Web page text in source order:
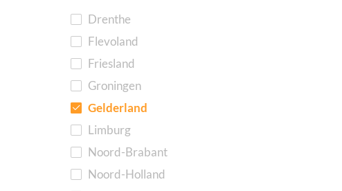
Drenthe
Flevoland
Friesland
Groningen
Gelderland
Limburg
Noord-Brabant
Noord-Holland